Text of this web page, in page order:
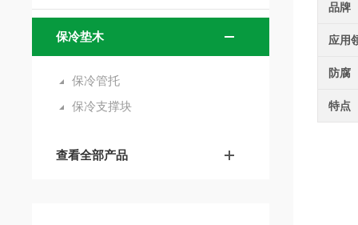
保冷垫木
保冷管托
保冷支撑块
查看全部产品
品牌
应用
防腐
特点